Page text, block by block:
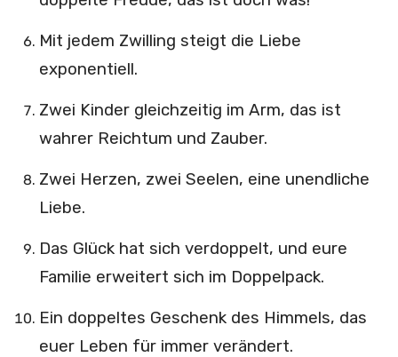
Mit jedem Zwilling steigt die Liebe
exponentiell.
Zwei Kinder gleichzeitig im Arm, das ist
wahrer Reichtum und Zauber.
Zwei Herzen, zwei Seelen, eine unendliche
Liebe.
Das Glück hat sich verdoppelt, und eure
Familie erweitert sich im Doppelpack.
Ein doppeltes Geschenk des Himmels, das
euer Leben für immer verändert.